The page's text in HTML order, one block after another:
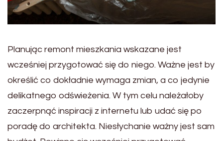
Planując remont mieszkania wskazane jest
wcześniej przygotować się do niego. Ważne jest by
określić co dokładnie wymaga zmian, a co jedynie
delikatnego odświeżenia. W tym celu należałoby
zaczerpnąć inspiracji z internetu lub udać się po
poradę do architekta. Niesłychanie ważny jest sam